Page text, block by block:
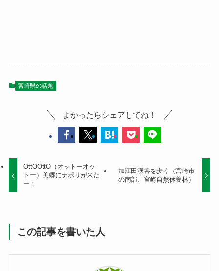
宮崎県の話題
よかったらシェアしてね！
OttOOttO（オットーオッ
トー）美郷にナポリが来た
ー！
加江田渓谷を歩く（宮崎市
の南部、宮崎自然休養林）
この記事を書いた人